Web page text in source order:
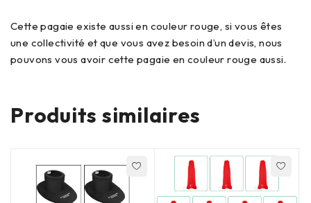
Cette pagaie existe aussi en couleur rouge, si vous êtes
une collectivité et que vous avez besoin d’un devis, nous
pouvons vous avoir cette pagaie en couleur rouge aussi.
Produits similaires